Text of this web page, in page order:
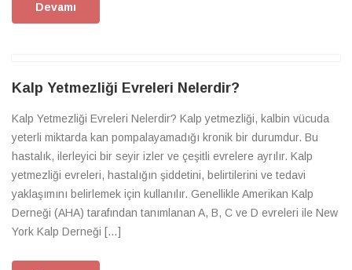
Devamı
Kalp Yetmezliği Evreleri Nelerdir?
Kalp Yetmezliği Evreleri Nelerdir? Kalp yetmezliği, kalbin vücuda
yeterli miktarda kan pompalayamadığı kronik bir durumdur. Bu
hastalık, ilerleyici bir seyir izler ve çeşitli evrelere ayrılır. Kalp
yetmezliği evreleri, hastalığın şiddetini, belirtilerini ve tedavi
yaklaşımını belirlemek için kullanılır. Genellikle Amerikan Kalp
Derneği (AHA) tarafından tanımlanan A, B, C ve D evreleri ile New
York Kalp Derneği […]